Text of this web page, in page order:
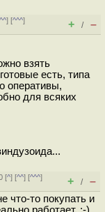
^^] [^^^]
+ / –
взять
есть, типа
оперативы,
для всяких
[^] [^^] [^^^]
+ / –
что-то покупать и